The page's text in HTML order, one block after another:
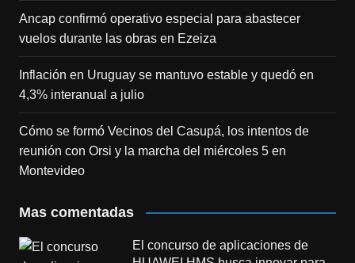
Ancap confirmó operativo especial para abastecer
vuelos durante las obras en Ezeiza
Inflación en Uruguay se mantuvo estable y quedó en
4,3% interanual a julio
Cómo se formó Vecinos del Casupá, los intentos de
reunión con Orsi y la marcha del miércoles 5 en
Montevideo
Mas comentadas
El concurso de aplicaciones de